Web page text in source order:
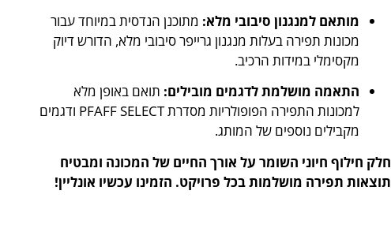
מותאם למנגנון סיבובי מלא: מתוכנן הנדסית במיוחד עבור
מכונות תפירה בעלות מנגנון גרייפר סיבובי מלא, הדורש דיוק
מקסימלי במידות הרכיב.
התאמה מושלמת לדגמים מובילים: תואם באופן מלא
למכונות התפירה הפופולריות מסדרת PFAFF SELECT ודגמים
מקבילים נוספים של המותג.
חלק חילוף חיוני השומר על אורך החיים של המכונה ומבטיח
תוצאות תפירה מושלמות בכל פרויקט. הזמינו עכשיו אונליין!